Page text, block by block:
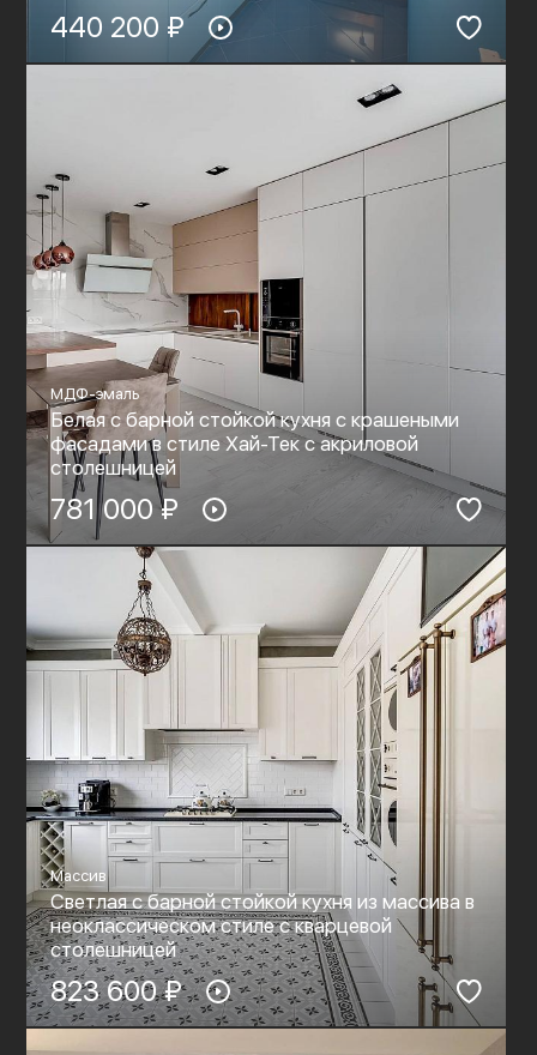
440 200 ₽
МДФ-эмаль
Белая с барной стойкой кухня с крашеными
фасадами в стиле Хай-Тек c акриловой
столешницей
781 000 ₽
Массив
Светлая с барной стойкой кухня из массива в
неоклассическом стиле с кварцевой
столешницей
823 600 ₽